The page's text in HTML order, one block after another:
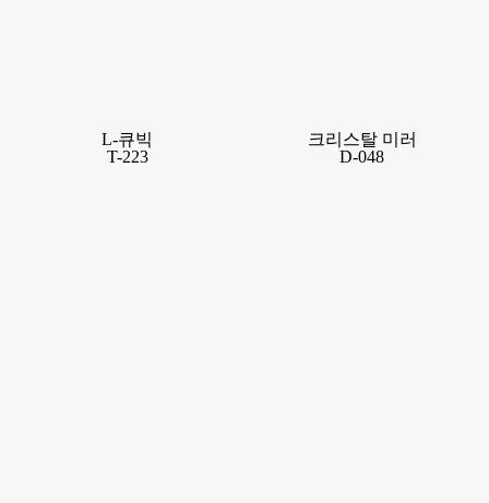
L-큐빅
T-223
크리스탈 미러
D-048